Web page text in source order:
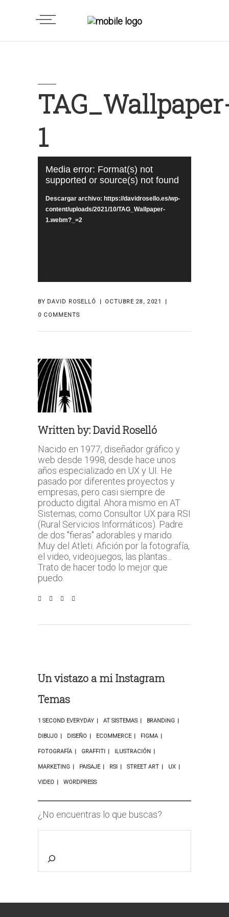
1
de
vídeo
Media error: Format(s) not
supported or source(s) not found
Descargar archivo: https://davidrosello.es/wp-
content/uploads/2021/10/TAG_Wallpaper-
1.webm?_=2
BY DAVID ROSELLÓ
OCTUBRE 28, 2021
0 COMMENTS
Written by:David Roselló
Nacido en 1977, diseñador gráfico y
web desde 1998, desde hace unos
años especializado en UX y UI. He
pasado por diferentes proyectos y
empresas, pero casi siempre de
producto digital. Ahora mismo en AT
Sistemas, como Consultor UX para RSI
(Rural Servicios Informáticos). Padre
de dos "fieras" adorables y marido.
Muy del Atleti. Afición por la fotografía,
el video, videojuegos, las plantas...
Trato de hacer todo lo mejor que
puedo.
Un vistazo a mi Instagram
Temas
1 SECOND EVERYDAY AT SISTEMAS BRANDING
DIBUJO DISEÑO ECOMMERCE FIGMA
FOTOGRAFÍA GRAFFITI ILUSTRACIÓN
MARKETING PAISAJE RSI STREET ART UX
VIDEO WORDPRESS
¿No encuentras lo que buscas?